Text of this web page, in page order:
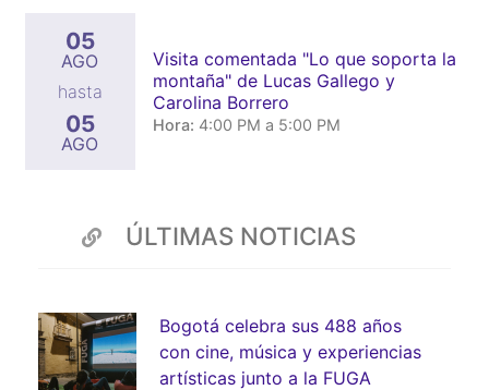
05
AGO
hasta
05
AGO
Visita comentada "Lo que soporta la
montaña" de Lucas Gallego y
Carolina Borrero
Hora: 4:00 PM a 5:00 PM
ÚLTIMAS NOTICIAS
Bogotá celebra sus 488 años
con cine, música y experiencias
artísticas junto a la FUGA